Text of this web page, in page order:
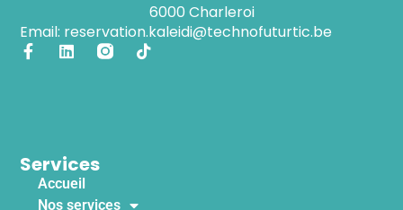
Services
Accueil
Nos services
6000 Charleroi
Email: reservation.kaleidi@technofuturtic.be